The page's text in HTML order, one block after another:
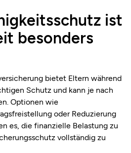
ist
besonders
bietet Eltern während
Schutz und kann je nach
Optionen wie
oder Reduzierung
es, die finanzielle Belastung zu
vollständig zu